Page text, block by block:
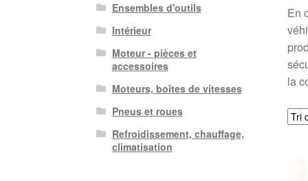
En
la
Ensembles d'outils
Intérieur
Moteur - pièces et
accessoires
Moteurs, boîtes de vitesses
Pneus et roues
Refroidissement, chauffage,
climatisation